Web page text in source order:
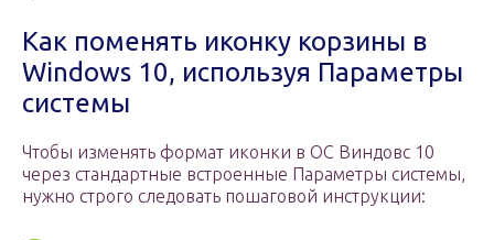
Как поменять иконку корзины в
Windows 10, используя Параметры
системы
Чтобы изменять формат иконки в ОС Виндовс 10
через стандартные встроенные Параметры системы,
нужно строго следовать пошаговой инструкции: